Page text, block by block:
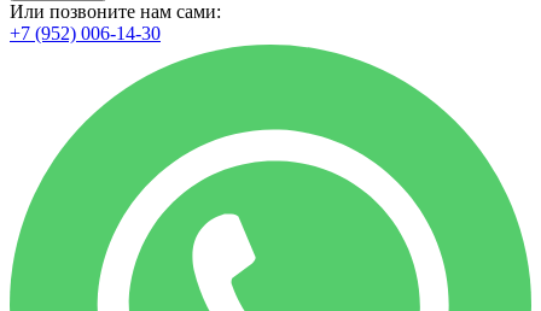
Или позвоните нам сами:
+7 (952) 006-14-30